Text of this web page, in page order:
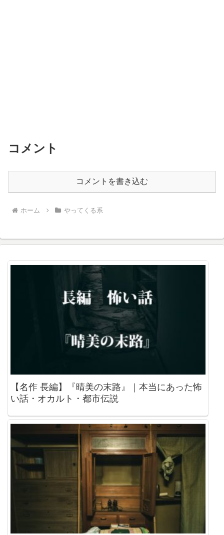
コメント
コメントを書き込む
ホーム やってくる系
【名作 長編】『晴美の末路』｜本当にあった怖
い話・オカルト・都市伝説